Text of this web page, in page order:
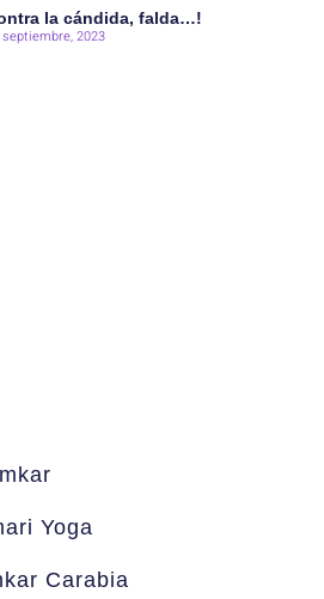
la cándida, falda…!
septiembre, 2023
Yoga
Carabia